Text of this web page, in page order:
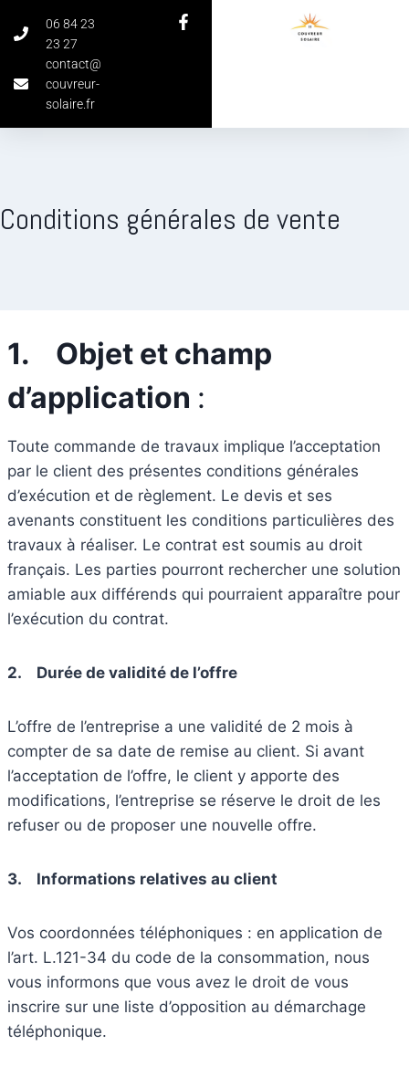
06 84 23
23 27
contact@
couvreur-
solaire.fr
Conditions générales de vente
1. Objet et champ
d’application :
Toute commande de travaux implique l’acceptation
par le client des présentes conditions générales
d’exécution et de règlement. Le devis et ses
avenants constituent les conditions particulières des
travaux à réaliser. Le contrat est soumis au droit
français. Les parties pourront rechercher une solution
amiable aux différends qui pourraient apparaître pour
l’exécution du contrat.
2. Durée de validité de l’offre
L’offre de l’entreprise a une validité de 2 mois à
compter de sa date de remise au client. Si avant
l’acceptation de l’offre, le client y apporte des
modifications, l’entreprise se réserve le droit de les
refuser ou de proposer une nouvelle offre.
3. Informations relatives au client
Vos coordonnées téléphoniques : en application de
l’art. L.121-34 du code de la consommation, nous
vous informons que vous avez le droit de vous
inscrire sur une liste d’opposition au démarchage
téléphonique.